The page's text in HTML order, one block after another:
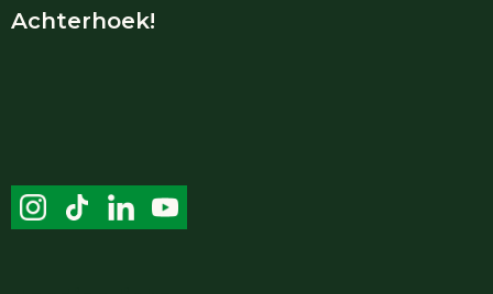
Achterhoek!